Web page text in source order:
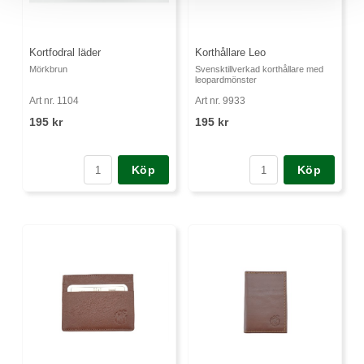
Kortfodral läder
Mörkbrun
Art nr. 1104
195 kr
Köp
Korthållare Leo
Svensktillverkad korthållare med
leopardmönster
Art nr. 9933
195 kr
Köp